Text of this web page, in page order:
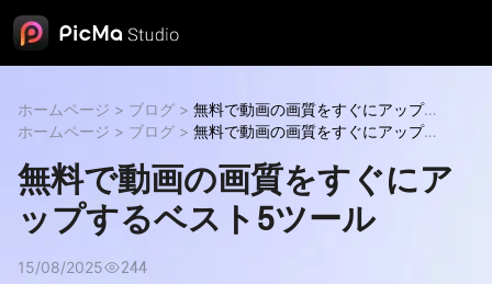
ホームページ > ブログ > 無料で動画の画質をすぐにアップす
るベスト5ツール無料で動画の画質をすぐにアップするベスト
ホームページ > ブログ > 無料で動画の画質をすぐにアップす
5ツール
無料で動画の画質をすぐにア
ップするベスト5ツール
15/08/2025 244